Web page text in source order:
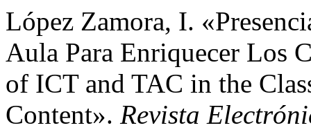
López Zamora, I.
Aula Para Enriquecer Los
of ICT and TAC in the
Content». Revista